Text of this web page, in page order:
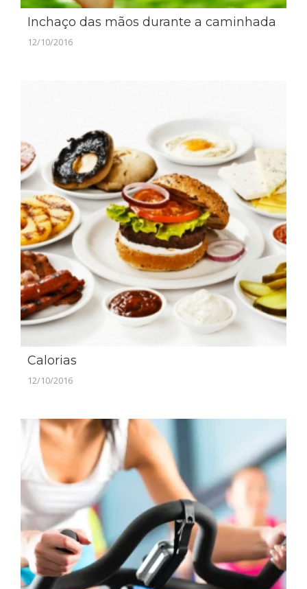
Inchaço das mãos durante a caminhada
12/10/2016
Calorias
12/10/2016